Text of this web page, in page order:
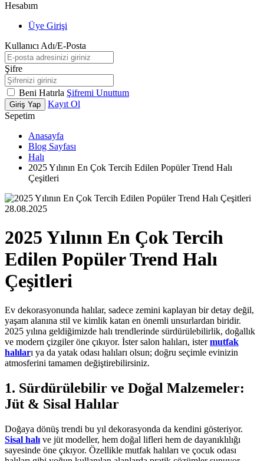
Hesabım
Üye Girişi
Kullanıcı Adı/E-Posta
Şifre
Beni Hatırla Şifremi Unuttum
Giriş Yap
Kayıt Ol
Sepetim
Anasayfa
Blog Sayfası
Halı
2025 Yılının En Çok Tercih Edilen Popüler Trend Halı
Çeşitleri
28.08.2025
2025 Yılının En Çok Tercih
Edilen Popüler Trend Halı
Çeşitleri
Ev dekorasyonunda halılar, sadece zemini kaplayan bir detay değil,
yaşam alanına stil ve kimlik katan en önemli unsurlardan biridir.
2025 yılına geldiğimizde halı trendlerinde sürdürülebilirlik, doğallık
ve modern çizgiler öne çıkıyor. İster salon halıları, istermutfak
halıları ya da yatak odası halıları olsun; doğru seçimle evinizin
atmosferini tamamen değiştirebilirsiniz.
1. Sürdürülebilir ve Doğal Malzemeler:
Jüt & Sisal Halılar
Doğaya dönüş trendi bu yıl dekorasyonda da kendini gösteriyor.
Sisal halı ve jüt modeller, hem doğal lifleri hem de dayanıklılığı
sayesinde öne çıkıyor. Özellikle mutfak halıları ve çocuk odası